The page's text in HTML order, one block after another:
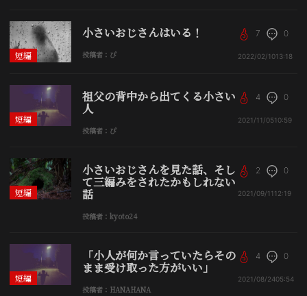
短編
小さいおじさんはいる！
投稿者：ぴ
7 0
2022/02/1013:18
短編
祖父の背中から出てくる小さい
人
投稿者：ぴ
4 0
2021/11/0510:59
短編
小さいおじさんを見た話、そし
て三編みをされたかもしれない
話
投稿者：kyoto24
2 0
2021/09/11 12:19
短編
「小人が何か言っていたらその
まま受け取った方がいい」
投稿者：HANAHANA
4 0
2021/08/2405:54